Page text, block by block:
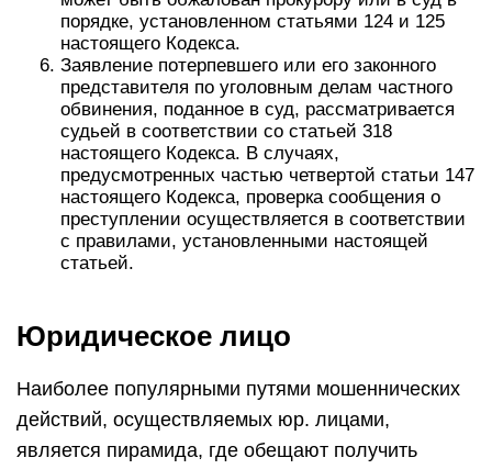
порядке, установленном статьями 124 и 125
настоящего Кодекса.
Заявление потерпевшего или его законного
представителя по уголовным делам частного
обвинения, поданное в суд, рассматривается
судьей в соответствии со статьей 318
настоящего Кодекса. В случаях,
предусмотренных частью четвертой статьи 147
настоящего Кодекса, проверка сообщения о
преступлении осуществляется в соответствии
с правилами, установленными настоящей
статьей.
Юридическое лицо
Наиболее популярными путями мошеннических
действий, осуществляемых юр. лицами,
является пирамида, где обещают получить